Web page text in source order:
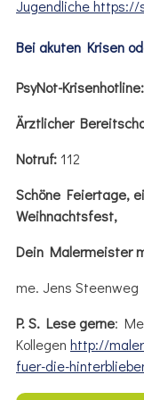
Jugendliche https://
Bei akuten Krisen
PsyNot-Krisenhotline:
Ärztlicher
Notruf: 112
Schöne Feiertage,
Weihnachtsfest,
Dein Malermeister
me. Jens Steenweg
P. S. Lese gerne:
Kollegen http://
fuer-die-